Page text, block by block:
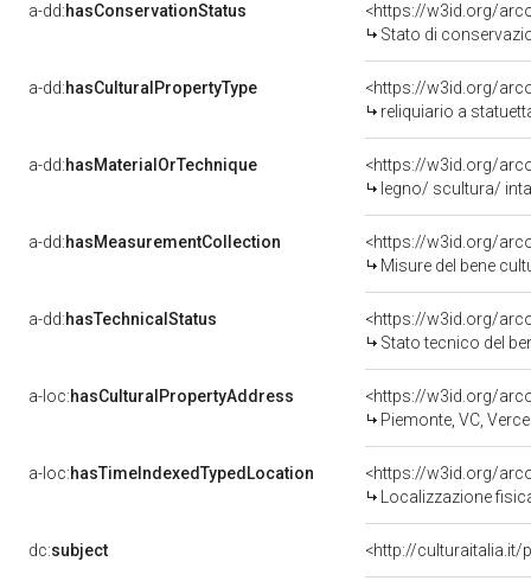
a-dd:hasConservationStatus
<https://w3id.org/
Stato di
a-dd:hasCulturalPropertyType
<https://w3id.org/
reliquiario a
a-dd:hasMaterialOrTechnique
<https://w3id.org/
legno/ scultura/
a-dd:hasMeasurementCollection
<https://w3id.org/
Misure del bene
a-dd:hasTechnicalStatus
<https://w3id.org/
Stato tecnico del
a-loc:hasCulturalPropertyAddress
<https://w3id.org/
Piemonte, VC,
a-loc:hasTimeIndexedTypedLocation
<https://w3id.org/
Localizzazione
dc:subject <http://culturaitalia.it/